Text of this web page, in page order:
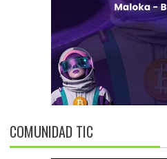
COMUNIDAD TIC